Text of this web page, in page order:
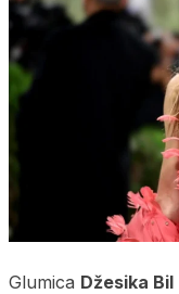
Glumica Džesika Bil